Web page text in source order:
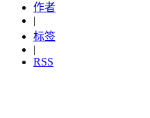
作者
|
标签
|
RSS